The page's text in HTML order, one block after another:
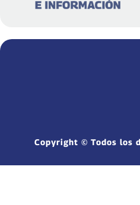
Copyright © Todos los